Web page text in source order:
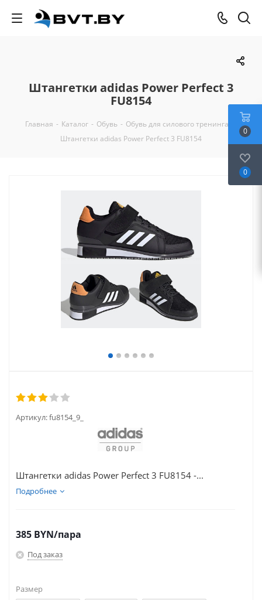
Штангетки adidas Power Perfect 3
FU8154
Главная - Каталог - Обувь - Обувь для силового тренинга
Штангетки adidas Power Perfect 3 FU8154
Артикул:fu8154_9_
Штангетки adidas Power Perfect 3 FU8154 -...
Подробнее
385 BYN/пара
Под заказ
Размер
0
0